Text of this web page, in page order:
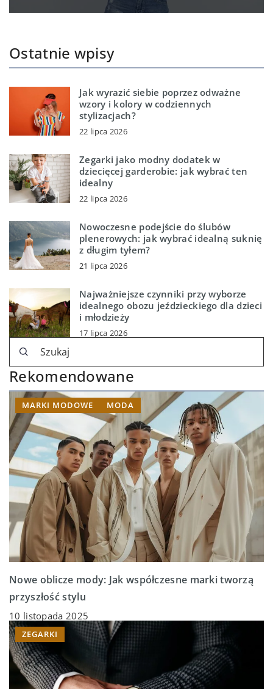
Ostatnie wpisy
Jak wyrazić siebie poprzez odważne
wzory i kolory w codziennych
stylizacjach?
22 lipca 2026
Zegarki jako modny dodatek w
dziecięcej garderobie: jak wybrać ten
idealny
22 lipca 2026
Nowoczesne podejście do ślubów
plenerowych: jak wybrać idealną suknię
z długim tyłem?
21 lipca 2026
Najważniejsze czynniki przy wyborze
idealnego obozu jeździeckiego dla dzieci
i młodzieży
17 lipca 2026
Rekomendowane
MARKI MODOWE MODA
Nowe oblicze mody: Jak współczesne marki tworzą
przyszłość stylu
10 listopada 2025
ZEGARKI